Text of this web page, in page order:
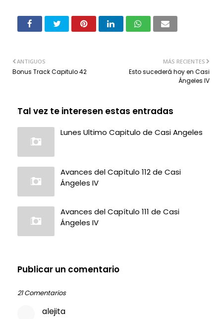
MÁS RECIENTES
Esto sucederá hoy en Casi
Ángeles IV
ANTIGUOS
Bonus Track Capitulo 42
Tal vez te interesen estas entradas
Lunes Ultimo Capitulo de Casi Angeles
Avances del Capítulo 112 de Casi
Ángeles IV
Avances del Capítulo 111 de Casi
Ángeles IV
Publicar un comentario
21 Comentarios
alejita